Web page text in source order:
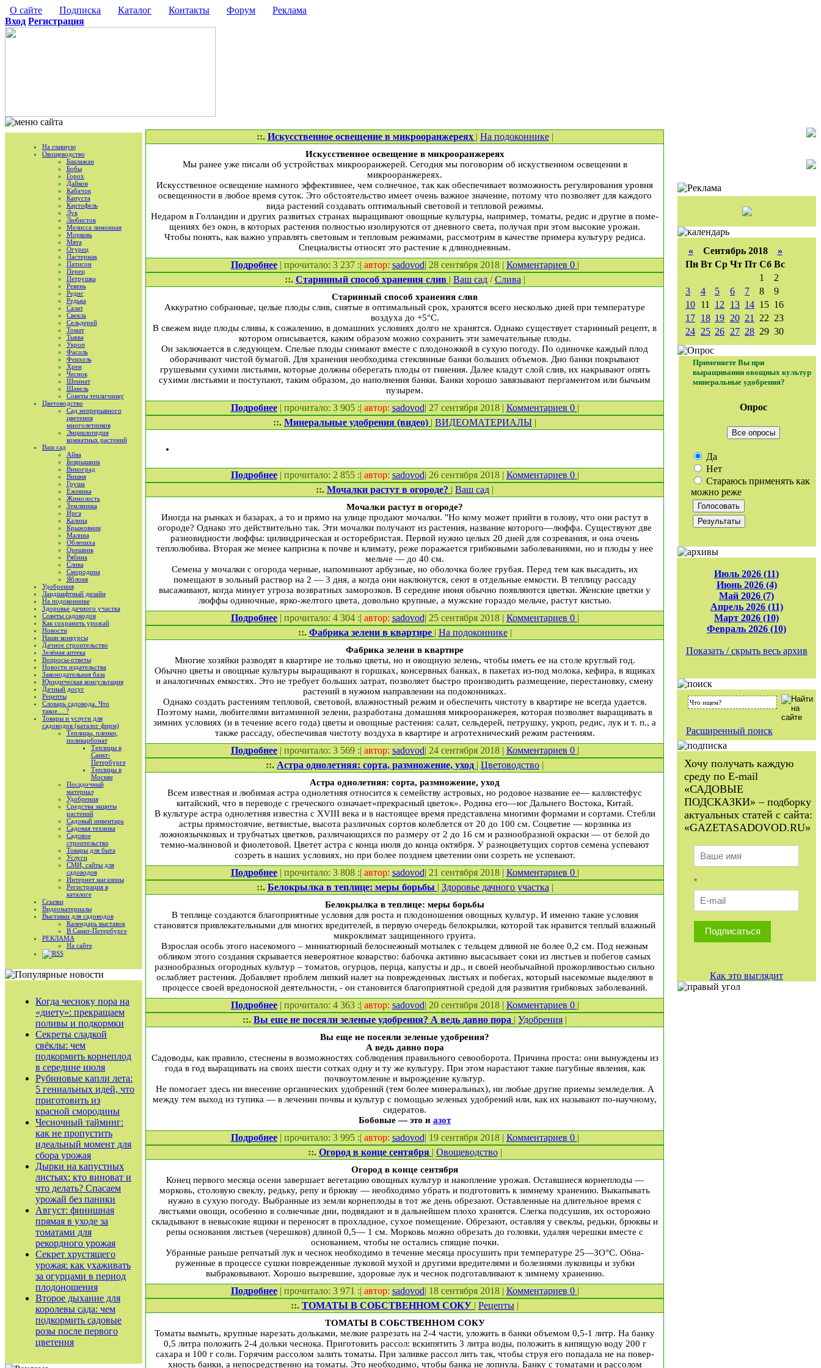
О сайте Подписка Каталог Контакты Форум
Реклама
Вход Регистрация
На главную
Овощеводство
Баклажан
Бобы
Горох
Дайкон
Кабачок
Капуста
Картофель
Лук
Любисток
Мелисса лимонная
Морковь
Мята
Огурец
Пастернак
Патисон
Перец
Петрушка
Ревень
Редис
Редька
Салат
Свекла
Сельдерей
Томат
Тыква
Укроп
Фасоль
Фенхель
Хрен
Чеснок
Шпинат
Шавель
Советы тепличнику
Цветоводство
Сад непрерывного
цветения
многолетников
Энциклопедия
комнатных растений
Ваш сад
Айва
Боярышник
Виноград
Вишня
Груша
Ежевика
Жимолость
Земляника
Ирга
Калина
Крыжовник
Малина
Облепиха
Орешник
Рябина
Слива
Смородина
Яблоня
Удобрения
Ландшафтный дизайн
На подоконнике
Здоровье дачного участка
Советы садоводов
Как сохранить урожай
Новости
Наши конкурсы
Дачное строительство
Зелёная аптека
Вопросы-ответы
Новости издательства
Законодательная база
Юридическая консультация
Дачный досуг
Рецепты
Словарь садовода. Что
такое… ?
Товары и услуги для
садоводов (каталог фирм)
Теплицы, пленки,
поликарбонат
Теплицы в
Санкт-
Петербурге
Теплицы в
Москве
Посадочный
материал
Удобрения
Средства защиты
растений
Садовый инвентарь
Садовая техника
Садовое
строительство
Товары для быта
Услуги
СМИ, сайты для
садоводов
Интернет магазины
Регистрация в
каталоге
Ссылки
Видеоматериалы
Выставки для садоводов
Календарь выставок
В Санкт-Петербурге
РЕКЛАМА
На сайте
RSS
Когда чесноку пора на
«диету»: прекращаем
поливы и подкормки
Секреты сладкой
свёклы: чем
подкормить корнеплод
в середине июля
Рубиновые капли лета:
5 гениальных идей, что
приготовить из
красной смородины
Чесночный тайминг:
как не пропустить
идеальный момент для
сбора урожая
Дырки на капустных
листьях: кто виноват и
что делать? Спасаем
урожай без паники
Август: финишная
прямая в уходе за
томатами для
рекордного урожая
Секрет хрустящего
урожая: как ухаживать
за огурцами в период
плодоношения
Второе дыхание для
королевы сада: чем
подкормить садовые
розы после первого
цветения
::. Искусственное освещение в микрооранжереях | На подоконнике|
Искусственное освещение в микрооранжереях
Мы ранее уже писали об устройствах микрооранжерей. Сегодня мы поговорим об искуственном освещении в
микрооранжереях.
Искусственное освеще­ние намного эффективнее, чем солнечное, так как обеспечивает возможность регулирования уровня
ос­вещенности в любое время суток. Это обстоятельство имеет очень важное значение, потому что позволяет для каждого
вида растений создавать оптимальный световой и тепловой режи­мы.
Недаром в Голландии и других развитых странах выращивают овощные культуры, например, томаты, редис и другие в поме­
щениях без окон, в которых растения полностью изоли­руются от дневного света, получая при этом высокие урожаи.
Чтобы понять, как важно управлять световым и теп­ловым режимами, рассмот­рим в качестве примера культуру редиса.
Специали­сты относят это растение к длинодневным.
Подробнее| прочитало: 3 237 :| автор: sadovod| 28 сентября 2018 | Комментариев 0 |
::. Старинный способ хранения слив | Ваш сад/Слива |
Старинный способ хранения слив
Аккуратно собранные, целые плоды слив, снятые в оптимальный срок, хранятся всего несколько дней при температуре
воздуха до +5°С.
В свежем виде плоды сливы, к сожалению, в домашних условиях долго не хранятся. Однако существует старинный рецепт, в
котором описывается, каким образом можно сохранить эти замечательные плоды.
Он заключается в следующем. Спелые плоды снимают вместе с плодоножкой в сухую погоду. По одиночке каждый плод
оборачивают чистой бумагой. Для хранения необходима стеклянные банки больших объемов. Дно банки покрывают
грушевыми сухими листьями, которые должны оберегать плоды от гниения. Далее кладут слой слив, их накрывают опять
сухими листьями и поступают, таким образом, до наполнения банки. Банки хорошо завязывают пергаментом или бычьим
пузырем.
Подробнее| прочитало: 3 905 :| автор: sadovod| 27 сентября 2018 | Комментариев 0 |
::. Минеральные удобрения (видео) | ВИДЕОМАТЕРИАЛЫ |
Подробнее| прочитало: 2 855 :| автор: sadovod| 26 сентября 2018 | Комментариев 0 |
::. Мочалки растут в огороде? | Ваш сад |
Мочалки растут в огороде?
Иногда на рынках и базарах, а то и прямо на улице продают мочалки. "Но кому может прийти в голову, что они растут в
огороде? Однако это действительно так. Эти мочалки получают из растения, название которого—люффа. Существуют две
разновидности люффы: цилиндрическая и осторебристая. Первой нужно целых 20 дней для созревания, и она очень
теплолюбива. Вторая же менее капризна к почве и климату, реже поражается грибковыми заболеваниями, но и плоды у нее
мельче — до 40 см.
Семена у мочалки с огорода черные, напоминают арбузные, но оболочка более грубая. Перед тем как высадить, их
помещают в зольный раствор на 2 — 3 дня, а когда они наклюнутся, сеют в отдельные емкости. В теплицу рассаду
высаживают, когда минует угроза возвратных заморозков. В середине июня обычно появляются цветки. Женские цветки у
люффы одиночные, ярко-желтого цвета, довольно крупные, а мужские гораздо мельче, растут кистью.
Подробнее| прочитало: 4 304 :| автор: sadovod| 25 сентября 2018 | Комментариев 0 |
::. Фабрика зелени в квартире | На подоконнике|
Фабрика зелени в квартире
Многие хозяйки разводят в квартире не только цветы, но и овощную зелень, чтобы иметь ее на столе круглый год.
Обычно цветы и овощные культуры выра­щивают в горшках, консервных банках, в па­кетах из-под молока, кефира, в ящиках
и ана­логичных емкостях. Это не требует больших затрат, позволяет быстро производить раз­мещение, перестановку, смену
растений в нужном направлении на подоконниках.
Однако создать растениям тепловой, световой, влажностный режим и обеспечить чи­стоту в квартире не всегда уда­ется.
Поэтому нами, любителями витаминной зелени, разрабо­тана домашняя микрооранже­рея, которая позволяет выра­щивать в
зимних условиях (и в течение всего года) цветы и овощные растения: салат, сельдерей, петрушку, укроп, редис, лук и т. п., а
также рас­саду, обеспечивая чистоту воз­духа в квартире и агротехни­ческий режим растениям.
Подробнее| прочитало: 3 569 :| автор: sadovod| 24 сентября 2018 | Комментариев 0 |
::. Астра однолетняя: сорта, размножение, уход | Цветоводство |
Астра однолетняя: сорта, размножение, уход
Всем известная и люби­мая астра однолетняя отно­сится к семейству астровых, но родовое название ее— каллистефус
китайский, что в переводе с греческого означает«прекрасный цветок». Родина его—юг Даль­него Востока, Китай.
В культуре астра однолетняя известна с XVIII века и в настоя­щее время представлена многи­ми формами и сортами. Стебли
астры прямостоячие, ветвистые, высота различных сортов колеб­лется от 20 до 100 см. Соцветие — корзинка из
ложноязычковых и трубчатых цветков, различаю­щихся по размеру от 2 до 16 см и разнообразной окраски — от белой до
темно-малиновой и фиолетовой. Цветет астра с кон­ца июля до конца октября. У разноцветущих сортов семена успе­вают
созреть в наших условиях, но при более позднем цветении они созреть не успевают.
Подробнее| прочитало: 3 808 :| автор: sadovod| 21 сентября 2018 | Комментариев 0 |
::. Белокрылка в теплице: меры борьбы | Здоровье дачного участка |
Белокрылка в теплице: меры борьбы
В теплице создаются благоприятные условия для роста и плодоношения овощных культур. И именно такие условия
становятся привлекательными для многих вредителей, в первую очередь белокрылки, которой так нравится теплый влажный
микроклимат защищенного грунта.
Взрослая особь этого насекомого – миниатюрный белоснежный мотылек с тельцем длиной не более 0,2 см. Под нежным
обликом этого создания скрывается невероятное коварство: бабочка активно высасывает соки из листьев и побегов самых
разнообразных огородных культур – томатов, огурцов, перца, капусты и др., и своей необычайной прожорливостью сильно
ослабляет растения. Добавляет проблем липкий налет на поврежденных листьях и побегах, который насекомые выделяют в
процессе своей вредоносной деятельности, - он становится благоприятной средой для развития грибковых заболеваний.
Подробнее| прочитало: 4 363 :| автор: sadovod| 20 сентября 2018 | Комментариев 0 |
::. Вы еще не посеяли зеленые удобрения? А ведь давно пора | Удобрения |
Вы еще не посеяли зеленые удобрения?
А ведь давно пора
Садоводы, как правило, стеснены в воз­можностях соблюдения правильного севообо­рота. Причина проста: они вынуждены из
года в год выращивать на своих шести сотках одну и ту же культуру. При этом нарастают такие пагубные явления, как
почвоутомление и вы­рождение культур.
Не помогает здесь ни внесение органичес­ких удобрений (тем более минеральных), ни любые другие приемы земледелия. А
между тем выход из тупика — в лечении почвы и куль­тур с помощью зеленых удобрений или, как их называют по-научному,
сидератов.
Бобовые — это и азот
Подробнее| прочитало: 3 995 :| автор: sadovod| 19 сентября 2018 | Комментариев 0 |
::. Огород в конце сентября | Овощеводство|
Огород в конце сентября
Конец первого месяца осе­ни завершает вегетацию овощных культур и накопление урожая. Оставшиеся корнеп­лоды —
морковь, столовую свеклу, редьку, репу и брюкву — необходимо убрать и под­готовить к зимнему хранению. Выкапывать
нужно в сухую по­году. Выбранные из земли корнеплоды в тот же день об­резают. Оставленные на дли­тельное время с
листьями овощи, особенно в солнечные дни, подвядают и в дальнейшем плохо хранятся. Слегка подсушив, их осторожно
скла­дывают в невысокие ящики и переносят в прохладное, су­хое помещение. Обрезают, оставляя у свеклы, редьки, брюквы и
репы основания ли­стьев (черешков) длиной 0,5— 1 см. Морковь можно обрезать до головки, удаляя черешки вместе с
основанием, чтобы не остались спящие почки.
Убранные раньше репчатый лук и чеснок необходимо в те­чение месяца просушить при температуре 25—ЗО°С. Обна­
руженные в процессе сушки поврежденные луковой мухой и другими вредителями и бо­лезнями луковицы и зубки
выбраковывают. Хорошо выз­ревшие, здоровые лук и чес­нок подготавливают к зимне­му хранению.
Подробнее| прочитало: 3 971 :| автор: sadovod| 18 сентября 2018 | Комментариев 0 |
::. ТОМАТЫ В СОБСТВЕННОМ СОКУ | Рецепты |
ТОМАТЫ В СОБСТВЕННОМ СОКУ
Томаты вымыть, крупные нарезать дольками, мелкие раз­резать на 2-4 части, уложить в банки объемом 0,5-1 литр. На банку
0,5 литра положить 2-4 дольки чеснока. Приготовить рассол: вскипятить 3 литра воды, положить в кипящую воду 200 г
сахара и 100 г соли. Горячим рассолом залить томаты. При заливке рассол лить так, чтобы струя его попадала не на повер­
хность банки, а непосредственно на томаты. Это необходимо, чтобы банка не лопнула. Банку с томатами и рассолом
«Сентябрь 2018 »
Пн Вт Ср Чт Пт Сб Вс
1
2
3
4 5 6 7 8
9
10 11 12 13 14 15 16
17 18 19 20 21 22 23
24 25 26 27 28 29 30
Применяете Вы при
выращивании овощных культур
минеральные удобрения?
Опрос
Все опросы
Да
Нет
Стараюсь применять как
можно реже
Июль 2026 (11)
Июнь 2026 (4)
Май 2026 (7)
Апрель 2026 (11)
Март 2026 (10)
Февраль 2026 (10)
Показать / скрыть весь архив
Расширенный поиск
Хочу получать каждую
среду по E-mail
«САДОВЫЕ
ПОДСКАЗКИ» – подборку
актуальных статей с сайта:
«GAZETASADOVOD.RU»
*
Подписаться
Как это выглядит